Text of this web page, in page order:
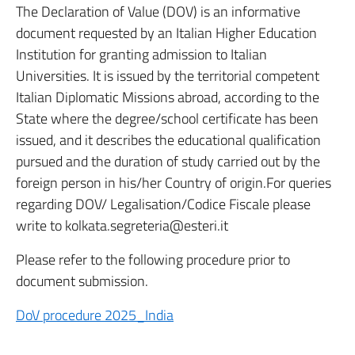
The Declaration of Value (DOV) is an informative
document requested by an Italian Higher Education
Institution for granting admission to Italian
Universities. It is issued by the territorial competent
Italian Diplomatic Missions abroad, according to the
State where the degree/school certificate has been
issued, and it describes the educational qualification
pursued and the duration of study carried out by the
foreign person in his/her Country of origin.For queries
regarding DOV/ Legalisation/Codice Fiscale please
write to kolkata.segreteria@esteri.it
Please refer to the following procedure prior to
document submission.
DoV procedure 2025_India